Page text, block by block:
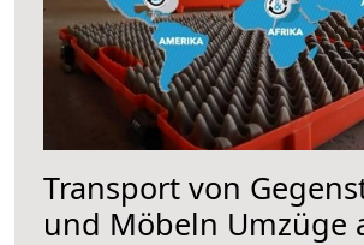
Transport von
und Möbeln Umzüge